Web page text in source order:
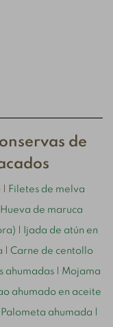
de
Filetes de melva
Hueva de maruca
Ijada de atún en
Carne de centollo
ahumadas Mojama
ahumado en aceite
Palometa ahumada